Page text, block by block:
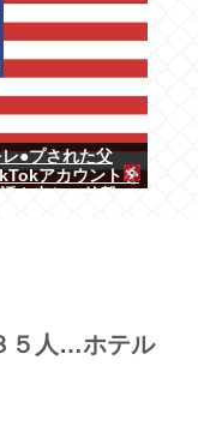
●プされた父
アカウントを
５人…ホテル